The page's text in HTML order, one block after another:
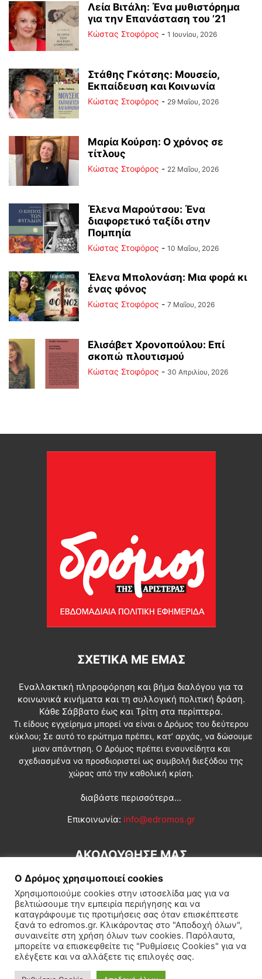
Λεία Βιτάλη: Ένα μυθιστόρημα
για την Επανάσταση του ’21
Κώστας Στοφόρος - 1 Ιουνίου, 2026
Στάθης Γκότσης: Μουσείο,
Εκπαίδευση και Κοινωνία
Κώστας Στοφόρος - 29 Μαΐου, 2026
Μαρία Κούρση: Ο χρόνος σε
τίτλους
Κώστας Στοφόρος - 22 Μαΐου, 2026
Έλενα Μαρούτσου: Ένα
διαφορετικό ταξίδι στην
Πομπηία
Κώστας Στοφόρος - 10 Μαΐου, 2026
Έλενα Μπολονάση: Μια φορά κι
ένας φόνος
Κώστας Στοφόρος - 7 Μαΐου, 2026
Ελισάβετ Χρονοπούλου: Επί
σκοπώ πλουτισμού
Κώστας Στοφόρος - 30 Απριλίου, 2026
ΣΧΕΤΙΚΆ ΜΕ ΕΜΆΣ
Εναλλακτική πληροφόρηση και βήμα διαλόγου για τα
κοινωνικά κινήματα και τη συλλογική πολιτική δράση.
Κάθε Σάββατο έως και Τρίτη στα περίπτερα.
Τι είδους εγχείρημα μπορεί να είναι ο Δρόμος του δεύτερου
κύκλου; Σε αυτό το ερώτημα πρέπει, κατ’ αρχάς, να δώσουμε
μιαν απάντηση. Ο Δρόμος πρέπει ενσυνείδητα και
σχεδιασμένα να προσδιοριστεί ως συμβολή διεξόδου της
χώρας από την καθολική κρίση.
διαβάστε περισσότερα...
Επικοινωνία: info@edromos.gr
ΑΚΟΛΟΥΘΗΣΕ ΜΑΣ
Εγγραφή συνδρομητή Πολιτική Διεθνή Κοινωνία
Πολιτισμός Αφιερώματα
Ο Δρόμος χρησιμοποιεί cookies
Χρησιμοποιούμε cookies στην ιστοσελίδα μας για να
βελτιώσουμε την εμπειρία περιήγησης και να
καταγράφουμε τις προτιμήσεις σας όταν επισκέπτεστε
ξανά το edromos.gr. Κλικάροντας στο "Αποδοχή όλων",
συναινείτε στη χρήση όλων των cookies. Παρόλαυτα,
μπορείτε να επισκεφθείτε τις "Ρυθμίσεις Cookies" για να
ελέγξετε και να αλλάξετε τις επιλογές σας.